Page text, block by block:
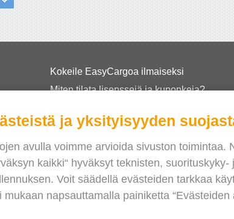
Kokeile EasyCargoa ilmaiseksi
Miten tilata lisenssejä ja kuponkeja?
API-tiedot ja esimerkit
Esitteet
Tietoa meistä
Release notes
Verkkokauppa
ja yksityisyyden
avulla voimme arvioida sivuston toimintaa.
kaikki“ hyväksyt teknisten, suorituskyky-
Voit säädellä evästeiden tarkkaa
mukaan napsauttamalla painiketta “Evästeiden